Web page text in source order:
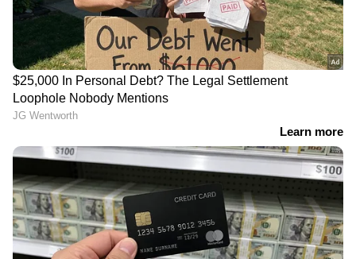
RECOMMENDED STORIES
അരുണാചൽ പ്രദേശിലെ
27 സ്ഥലങ്ങൾക്ക് പേരിട്ടു;
ചൈനയ്ക്ക്
ഉച്ചയ്ക്ക്
വീട്ടിലെത്തിയപ്പോൾ
ഭാര്യയ്ക്കൊപ്പം കാമുകൻ;